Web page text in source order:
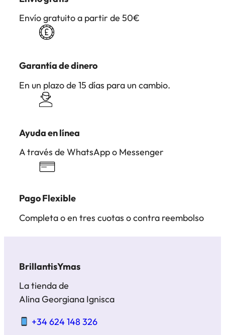
Envío gratuito a partir de 50€
Garantía de dinero
En un plazo de 15 días para un cambio.
Ayuda en línea
A través de WhatsApp o Messenger
Pago Flexible
Completa o en tres cuotas o contra reembolso
BrillantisYmas
La tienda de
Alina Georgiana Ignisca
+34 624 148 326